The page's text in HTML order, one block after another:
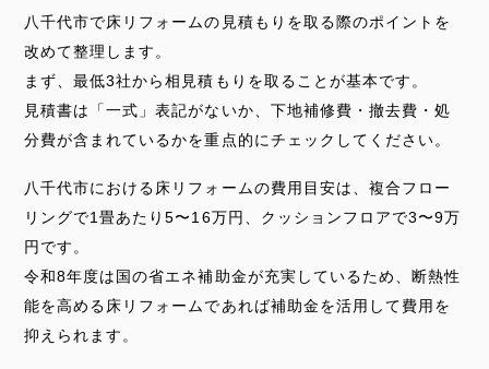
八千代市で床リフォームの見積もりを取る際のポイントを
改めて整理します。
まず、最低3社から相見積もりを取ることが基本です。
見積書は「一式」表記がないか、下地補修費・撤去費・処
分費が含まれているかを重点的にチェックしてください。
八千代市における床リフォームの費用目安は、複合フロー
リングで1畳あたり5〜16万円、クッションフロアで3〜9万
円です。
令和8年度は国の省エネ補助金が充実しているため、断熱性
能を高める床リフォームであれば補助金を活用して費用を
抑えられます。